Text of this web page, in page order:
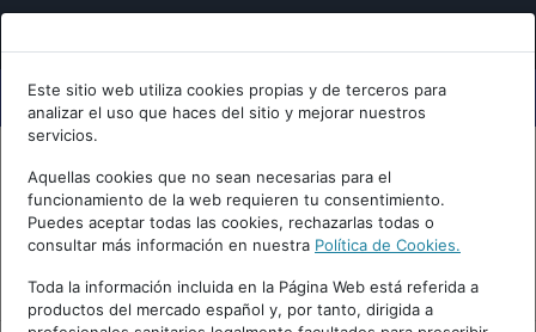
Este sitio web utiliza cookies propias y de terceros para
analizar el uso que haces del sitio y mejorar nuestros
servicios.
Aquellas cookies que no sean necesarias para el
funcionamiento de la web requieren tu consentimiento.
Puedes aceptar todas las cookies, rechazarlas todas o
consultar más información en nuestra Política de Cookies.
Toda la información incluida en la Página Web está referida a
productos del mercado español y, por tanto, dirigida a